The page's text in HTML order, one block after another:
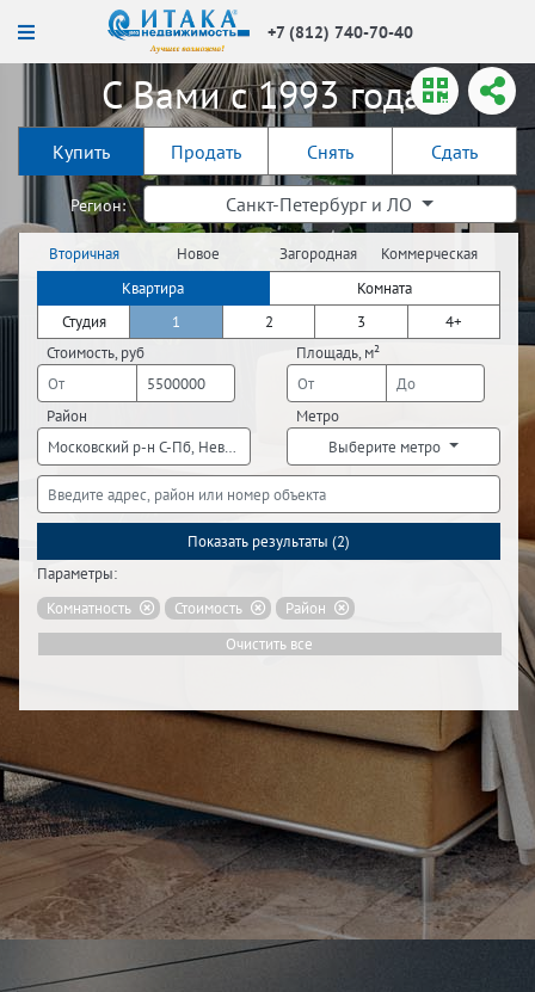
+7 (812) 740-70-40
С Вами с 1993 года!
Купить Продать Снять Сдать
Регион: Санкт-Петербург и ЛО
Вторичная
недвижимость
Новое
строительство
Загородная
недвижимость
Коммерческая
недвижимость
Квартира
Комната
Студия
1 2 3
4+
Стоимость, руб
Площадь, м²
Район
Московский р-н С-Пб, Невский р-н С-Пб
Метро
Выберите метро
Показать результаты (2)
Параметры:
Комнатность
Стоимость
Район
Очистить все